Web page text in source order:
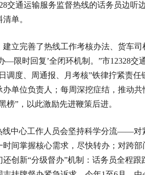
交通运输服务监督热线的话务员边听
单。
建立完善了热线工作考核办法、货车
限时回复’全闭环机制。”市12328交
调度、周通报、月考核”铁律拧紧责任
单位负责人；每周深挖症结，推动共
榜”，以此激励先进鞭策后进。
线中心工作人员会坚持科学分流——对
间掌握核心需求，尽快转办；对跨
创新“分级督办”机制：话务员全程跟